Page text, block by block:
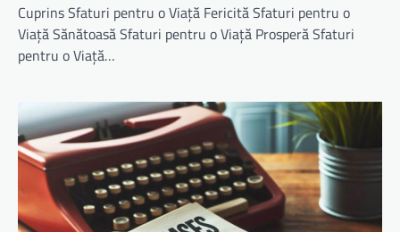
Cuprins Sfaturi pentru o Viață Fericită Sfaturi pentru o
Viață Sănătoasă Sfaturi pentru o Viață Prosperă Sfaturi
pentru o Viață…